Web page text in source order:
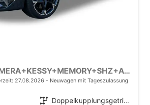
VZ NAVI+KAMERA+KESSY+MEMORY+SHZ+ACC+PDC+LED+19" ALU
27.08.2026 Neuwagen mit Tageszulassung
Getriebe
Doppelkupplungsgetriebe (DSG)